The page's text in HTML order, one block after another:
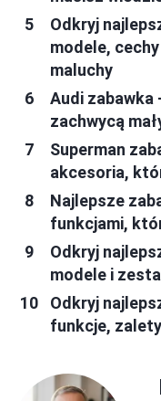
Odkryj
modele,
maluchy
Audi
zachwycą
Superman
akcesoria,
Najlepsze
funkcjami,
Odkryj
modele i
Odkryj
funkcje,